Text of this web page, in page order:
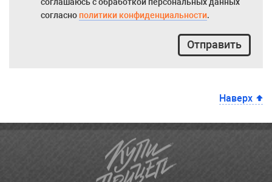
согласно политики конфиденциальности.
Отправить
Наверх